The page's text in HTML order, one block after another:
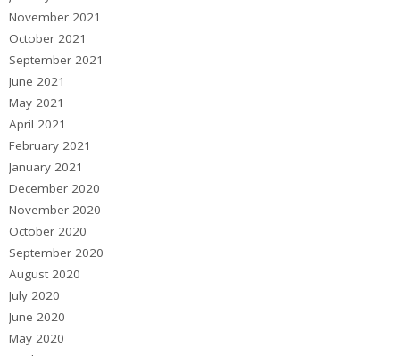
November 2021
October 2021
September 2021
June 2021
May 2021
April 2021
February 2021
January 2021
December 2020
November 2020
October 2020
September 2020
August 2020
July 2020
June 2020
May 2020